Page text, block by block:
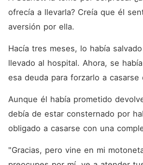
ofrecía a llevarla? Creía que él
aversión por ella.
Hacía tres meses, lo había
llevado al hospital. Ahora, se
esa deuda para forzarlo a casarse
Aunque él había prometido
debía de estar consternado por
obligado a casarse con una
"Gracias, pero vine en mi